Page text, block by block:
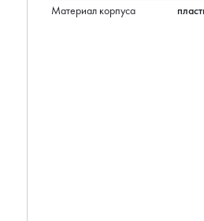
Материал корпуса